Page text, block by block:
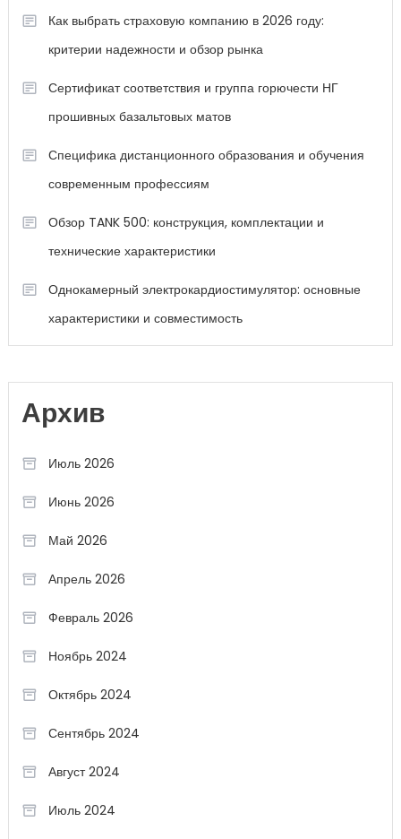
Как выбрать страховую компанию в 2026 году:
критерии надежности и обзор рынка
Сертификат соответствия и группа горючести НГ
прошивных базальтовых матов
Специфика дистанционного образования и обучения
современным профессиям
Обзор TANK 500: конструкция, комплектации и
технические характеристики
Однокамерный электрокардиостимулятор: основные
характеристики и совместимость
Архив
Июль 2026
Июнь 2026
Май 2026
Апрель 2026
Февраль 2026
Ноябрь 2024
Октябрь 2024
Сентябрь 2024
Август 2024
Июль 2024